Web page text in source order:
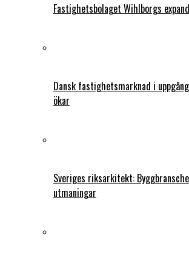
Fastighetsbolaget Wihlborgs
Dansk fastighetsmarknad i
ökar
Sveriges riksarkitekt:
utmaningar